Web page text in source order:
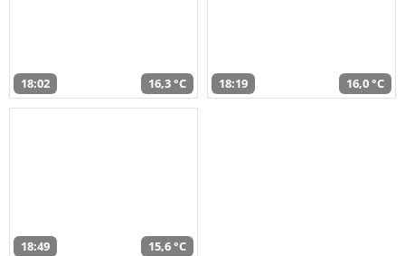
18:02 16,3 °C 18:19 16,0 °C
18:49 15,6 °C